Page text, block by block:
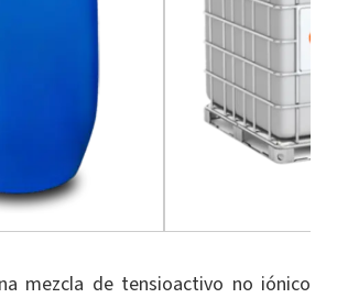
mezcla de tensioactivo no iónico